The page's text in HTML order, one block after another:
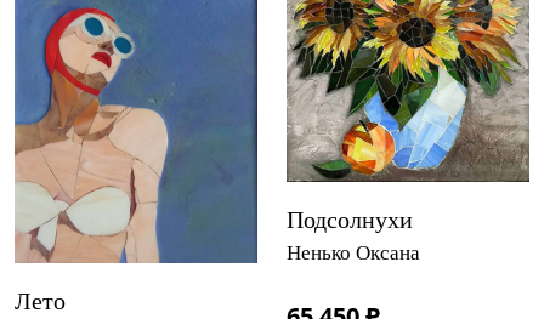
Лето
Подсолнухи
Ненько Оксана